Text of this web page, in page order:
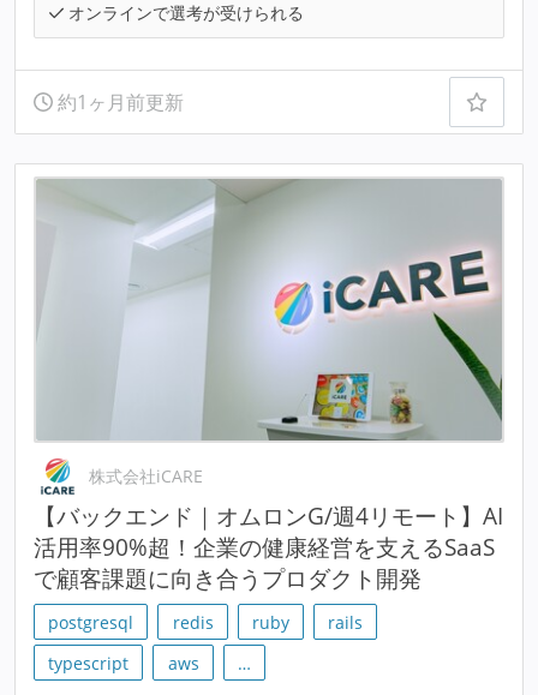
オンラインで選考が受けられる
約1ヶ月前更新
株式会社iCARE
【バックエンド｜オムロンG/週4リモート】AI
活用率90%超！企業の健康経営を支えるSaaS
で顧客課題に向き合うプロダクト開発
postgresql redis ruby
rails
typescript
aws …